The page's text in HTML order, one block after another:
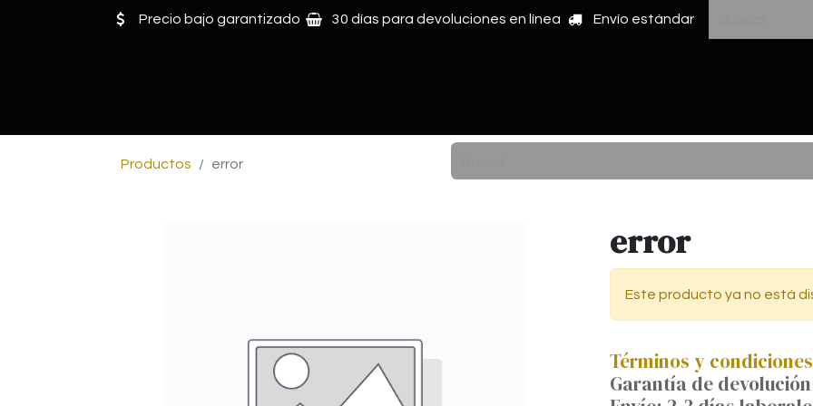
Precio bajo garantizado 30 días para devoluciones en línea Envío estándar
Productos error
error
Este producto ya no está
Términos y condiciones
Garantía de